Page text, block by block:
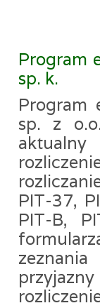
Program
sp. k.
Program
sp. z
PIT-37,
PIT-B,